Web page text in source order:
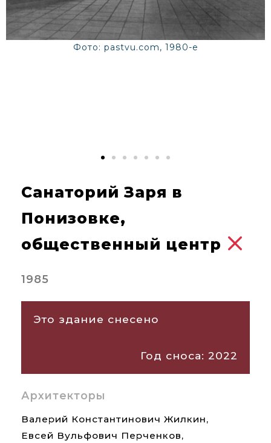
Фото: pastvu.com, 1980-е
Санаторий Заря в
Понизовке,
общественный центр
1985
Это здание снесено
Год сноса: 2022
Архитекторы
Валерий Константинович Жилкин,
Евсей Вульфович Перченков,